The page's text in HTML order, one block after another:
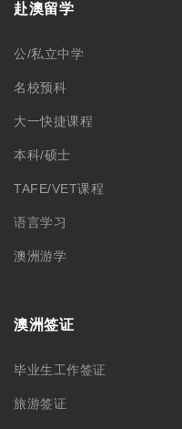
赴澳留学
公/私立中学
名校预科
大一快捷课程
本科/硕士
TAFE/VET课程
语言学习
澳洲游学
澳洲签证
毕业生工作签证
旅游签证